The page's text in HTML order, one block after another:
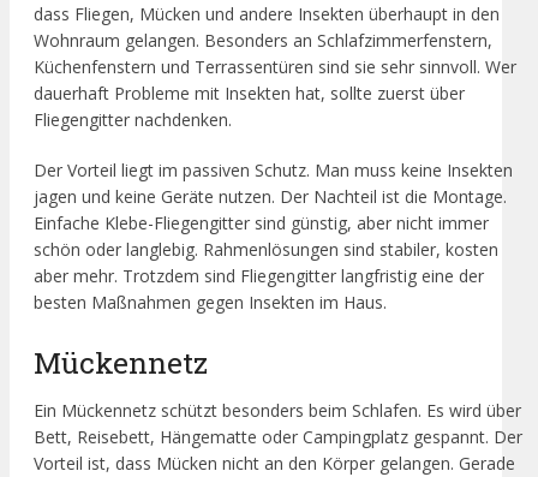
dass Fliegen, Mücken und andere Insekten überhaupt in den
Wohnraum gelangen. Besonders an Schlafzimmerfenstern,
Küchenfenstern und Terrassentüren sind sie sehr sinnvoll. Wer
dauerhaft Probleme mit Insekten hat, sollte zuerst über
Fliegengitter nachdenken.
Der Vorteil liegt im passiven Schutz. Man muss keine Insekten
jagen und keine Geräte nutzen. Der Nachteil ist die Montage.
Einfache Klebe-Fliegengitter sind günstig, aber nicht immer
schön oder langlebig. Rahmenlösungen sind stabiler, kosten
aber mehr. Trotzdem sind Fliegengitter langfristig eine der
besten Maßnahmen gegen Insekten im Haus.
Mückennetz
Ein Mückennetz schützt besonders beim Schlafen. Es wird über
Bett, Reisebett, Hängematte oder Campingplatz gespannt. Der
Vorteil ist, dass Mücken nicht an den Körper gelangen. Gerade